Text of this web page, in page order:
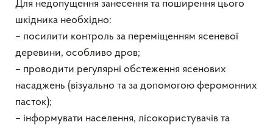
Для недопущення занесення та поширення цього
шкідника необхідно:
– посилити контроль за переміщенням ясеневої
деревини, особливо дров;
– проводити регулярні обстеження ясенових
насаджень (візуально та за допомогою феромонних
пасток);
– інформувати населення, лісокористувачів та